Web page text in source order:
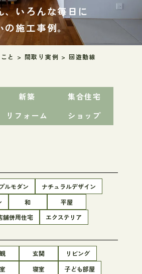
、いろんな毎日に
の施工事例。
と > 間取り実例 > 回遊動線
新築
集合住宅
リフォーム
ショップ
ルモダン
ナチュラルデザイン
和
平屋
舗併用住宅 エクステリア
玄関
リビング
寝室
子ども部屋